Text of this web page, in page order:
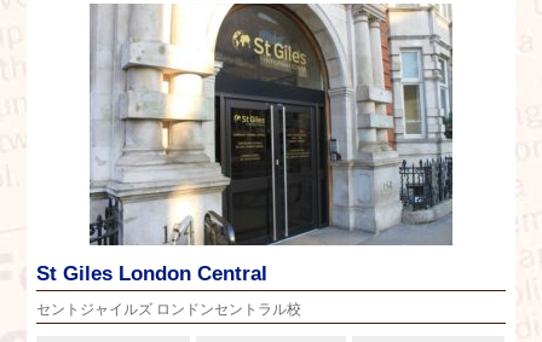
St Giles London Central
セントジャイルズ ロンドンセントラル校